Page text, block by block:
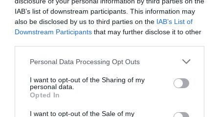
IAB’s list of downstream participants. This information may
also be disclosed by us to third parties on the IAB’s List of
Downstream Participants that may further disclose it to other
Personal Data Processing Opt Outs
I want to opt-out of the Sharing of my
personal data.
Opted In
I want to opt-out of the Sale of my
suavitzaria. A la UE hi ha bancs, petits però molt
eficients, que podrien invertir en empreses
innovadores d’altres estats membres, tenen
mecanismes i coneixement per transferir, de
manera segura i fiable, el deute a institucions
No hi ha un bon mercat de